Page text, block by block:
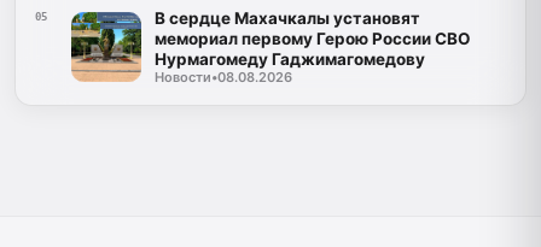
05
В сердце Махачкалы установят
мемориал первому Герою России СВО
Нурмагомеду Гаджимагомедову
Новости•08.08.2026